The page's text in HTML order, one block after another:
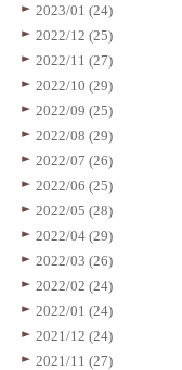
2023/01 (24)
2022/12 (25)
2022/11 (27)
2022/10 (29)
2022/09 (25)
2022/08 (29)
2022/07 (26)
2022/06 (25)
2022/05 (28)
2022/04 (29)
2022/03 (26)
2022/02 (24)
2022/01 (24)
2021/12 (24)
2021/11 (27)